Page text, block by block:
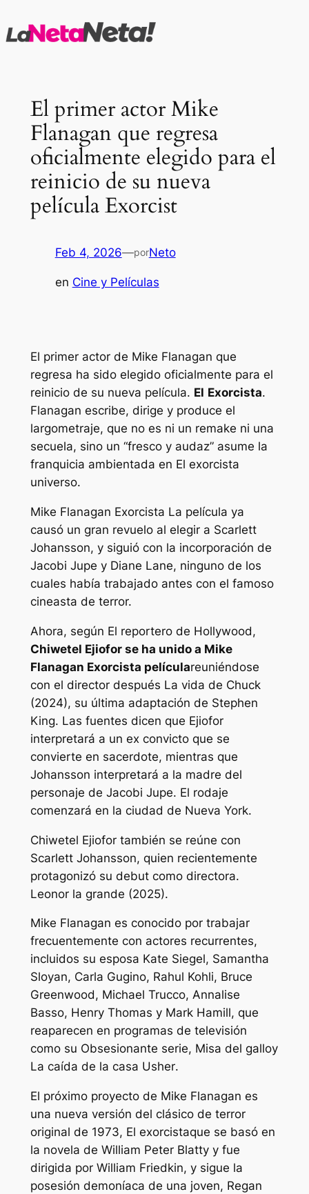
al
El primer actor Mike
Flanagan que regresa
oficialmente elegido para el
reinicio de su nueva
película Exorcist
Feb 4, 2026—porNeto
en Cine y Películas
El primer actor de Mike Flanagan que
regresa ha sido elegido oficialmente para el
reinicio de su nueva película. El Exorcista.
Flanagan escribe, dirige y produce el
largometraje, que no es ni un remake ni una
secuela, sino un “fresco y audaz” asume la
franquicia ambientada en El exorcista
universo.
Mike Flanagan Exorcista La película ya
causó un gran revuelo al elegir a Scarlett
Johansson, y siguió con la incorporación de
Jacobi Jupe y Diane Lane, ninguno de los
cuales había trabajado antes con el famoso
cineasta de terror.
Ahora, según El reportero de Hollywood,
Chiwetel Ejiofor se ha unido a Mike
Flanagan Exorcista películareuniéndose
con el director después La vida de Chuck
(2024), su última adaptación de Stephen
King. Las fuentes dicen que Ejiofor
interpretará a un ex convicto que se
convierte en sacerdote, mientras que
Johansson interpretará a la madre del
personaje de Jacobi Jupe. El rodaje
comenzará en la ciudad de Nueva York.
Chiwetel Ejiofor también se reúne con
Scarlett Johansson, quien recientemente
protagonizó su debut como directora.
Leonor la grande (2025).
Mike Flanagan es conocido por trabajar
frecuentemente con actores recurrentes,
incluidos su esposa Kate Siegel, Samantha
Sloyan, Carla Gugino, Rahul Kohli, Bruce
Greenwood, Michael Trucco, Annalise
Basso, Henry Thomas y Mark Hamill, que
reaparecen en programas de televisión
como su Obsesionante serie, Misa del galloy
La caída de la casa Usher.
El próximo proyecto de Mike Flanagan es
una nueva versión del clásico de terror
original de 1973, El exorcistaque se basó en
la novela de William Peter Blatty y fue
dirigida por William Friedkin, y sigue la
posesión demoníaca de una joven, Regan